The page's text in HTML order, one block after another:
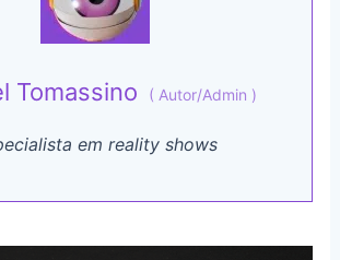
Tomassino ( Autor/Admin )
em reality shows